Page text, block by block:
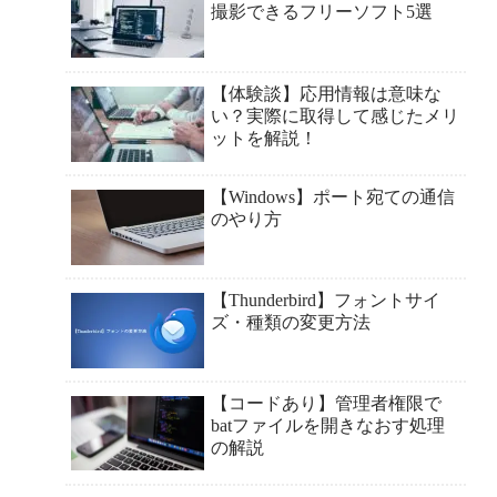
撮影できるフリーソフト5選
【体験談】応用情報は意味な
い？実際に取得して感じたメリ
ットを解説！
【Windows】ポート宛ての通信
のやり方
【Thunderbird】フォントサイ
ズ・種類の変更方法
【コードあり】管理者権限で
batファイルを開きなおす処理
の解説